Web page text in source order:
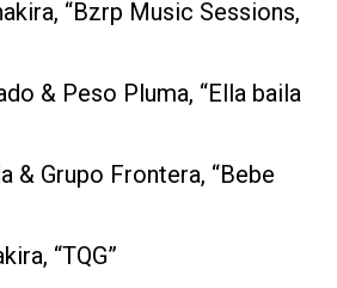
“Bzrp Music Sessions,
& Peso Pluma, “Ella baila
& Grupo Frontera, “Bebe
“TQG”